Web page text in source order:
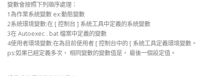
變數會按照下列順序處理：
1為作業系統變數 ex:動態變數
2系統環境變數:在 [ 控制台 ] 系統工具中定義的系統變數
3在 Autoexec . bat 檔案中定義的變數
4使用者環境變數:在為目前使用者 [ 控制台中的 [ 系統工具定義環境變數。
ps:如果已經定義多次， 相同變數的變數值是， 最後一個設定值。